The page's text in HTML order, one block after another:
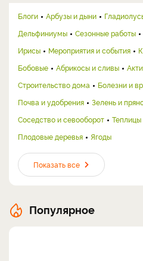
Блоги Арбузы и дыни
Дельфиниумы
Сезонные работы
Ирисы
Мероприятия и события
Бобовые
Абрикосы и сливы
Строительство дома
Болезни и
Почва и удобрения
Зелень и
Соседство и севооборот
Теплицы
Плодовые деревья
Ягоды
Показать все
Популярное